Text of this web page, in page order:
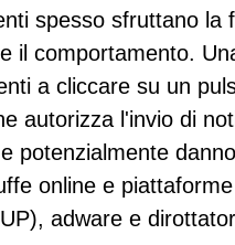
spesso sfruttano
il comportamento.
a cliccare su un
autorizza l'invio di
potenzialmente
online e
adware e